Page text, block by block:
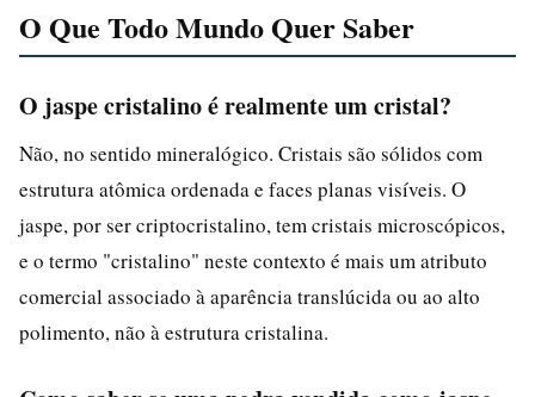
O Que Todo Mundo Quer Saber
O jaspe cristalino é realmente um cristal?
Não, no sentido mineralógico. Cristais são sólidos com
estrutura atômica ordenada e faces planas visíveis. O
jaspe, por ser criptocristalino, tem cristais microscópicos,
e o termo "cristalino" neste contexto é mais um atributo
comercial associado à aparência translúcida ou ao alto
polimento, não à estrutura cristalina.